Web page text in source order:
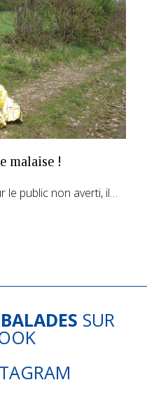
malaise !
le public non averti, il…
SUR